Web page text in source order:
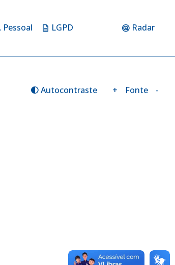
Pessoal description LGPD radar Radar
contrastAutocontraste + Fonte -